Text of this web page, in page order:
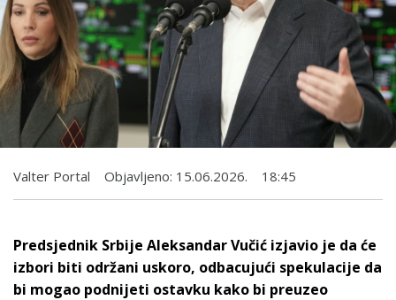
Valter Portal Objavljeno: 15.06.2026. 18:45
Predsjednik Srbije Aleksandar Vučić izjavio je da će
izbori biti održani uskoro, odbacujući spekulacije da
bi mogao podnijeti ostavku kako bi preuzeo